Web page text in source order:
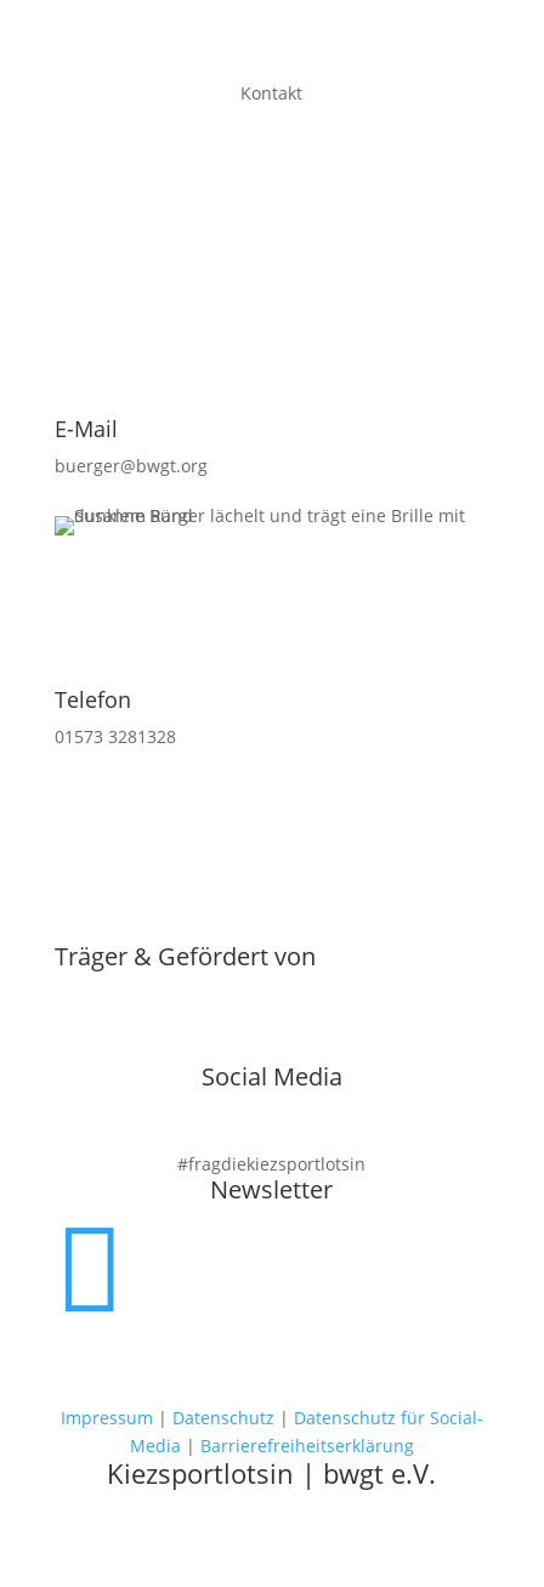
Kontakt
E-Mail
buerger@bwgt.org
Telefon
01573 3281328
Träger & Gefördert von
Social Media
#fragdiekiezsportlotsin
Newsletter

Impressum | Datenschutz | Datenschutz für Social-
Media | Barrierefreiheitserklärung
Kiezsportlotsin | bwgt e.V.